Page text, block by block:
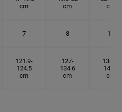
cm
cm
cm
7 8 10
121.9-
124.5
cm
127-
134.6
cm
134.6-
142.2
cm